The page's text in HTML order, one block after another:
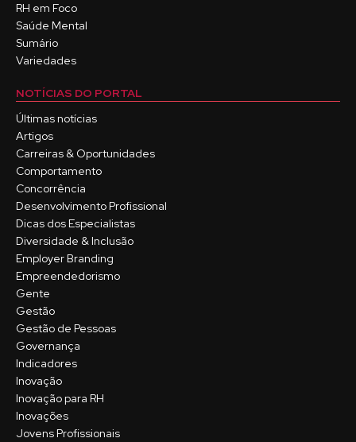
RH em Foco
Saúde Mental
Sumário
Variedades
NOTÍCIAS DO PORTAL
Últimas notícias
Artigos
Carreiras & Oportunidades
Comportamento
Concorrência
Desenvolvimento Profissional
Dicas dos Especialistas
Diversidade & Inclusão
Employer Branding
Empreendedorismo
Gente
Gestão
Gestão de Pessoas
Governança
Indicadores
Inovação
Inovação para RH
Inovações
Jovens Profissionais